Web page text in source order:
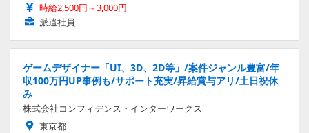
時給2,500円～3,000円
派遣社員
ゲームデザイナー「UI、3D、2D等」/案件ジャンル豊富/年
収100万円UP事例も/サポート充実/昇給賞与アリ/土日祝休
み
株式会社コンフィデンス・インターワークス
東京都